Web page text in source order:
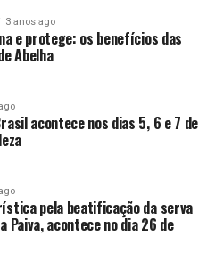
3 anos ago
e protege: os benefícios das
Abelha
acontece nos dias 5, 6 e 7 de
pela beatificação da serva
Paiva, acontece no dia 26 de